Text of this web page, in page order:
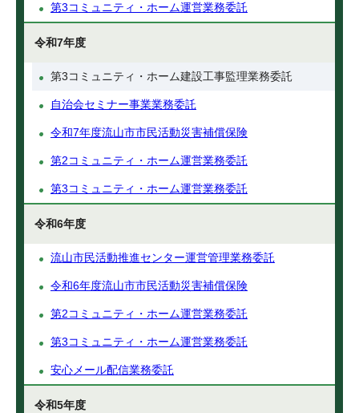
第3コミュニティ・ホーム運営業務委託
令和7年度
第3コミュニティ・ホーム建設工事監理業務委託
自治会セミナー事業業務委託
令和7年度流山市市民活動災害補償保険
第2コミュニティ・ホーム運営業務委託
第3コミュニティ・ホーム運営業務委託
令和6年度
流山市民活動推進センター運営管理業務委託
令和6年度流山市市民活動災害補償保険
第2コミュニティ・ホーム運営業務委託
第3コミュニティ・ホーム運営業務委託
安心メール配信業務委託
令和5年度